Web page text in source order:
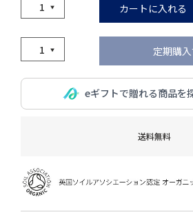
カートに入れる
定期購
eギフトで贈れる商品を
送料無料